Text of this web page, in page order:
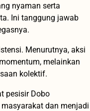
nyaman serta
Ini tanggung jawab
Menurutnya, aksi
melainkan
kolektif.
pesisir Dobo
dan menjadi